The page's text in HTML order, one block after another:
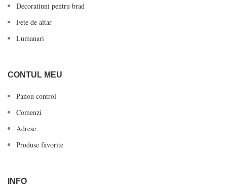
Decoratiuni pentru brad
Fete de altar
Lumanari
CONTUL MEU
Panou control
Comenzi
Adrese
Produse favorite
INFO